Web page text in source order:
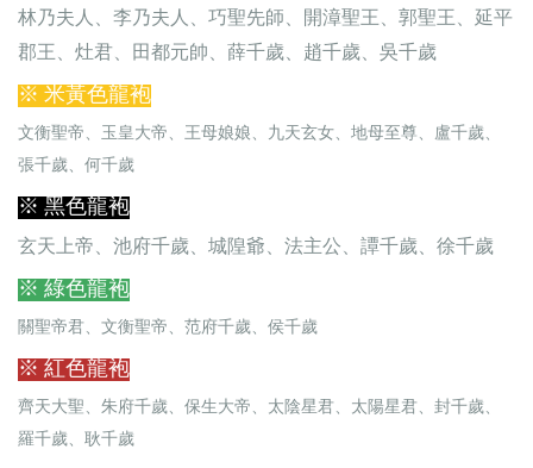
林乃夫人、李乃夫人、巧聖先師、開漳聖王、郭聖王、延平
郡王、灶君、田都元帥、薛千歲、趙千歲、吳千歲
※ 米黃色龍袍
文衡聖帝、玉皇大帝、王母娘娘、九天玄女、地母至尊、盧千歲、
張千歲、何千歲
※ 黑色龍袍
玄天上帝、池府千歲、城隍爺、法主公、譚千歲、徐千歲
※ 綠色龍袍
關聖帝君、文衡聖帝、范府千歲、侯千歲
※ 紅色龍袍
齊天大聖、朱府千歲、保生大帝、太陰星君、太陽星君、封千歲、
羅千歲、耿千歲